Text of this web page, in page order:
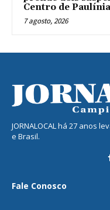
Centro de Paulínia
7 agosto, 2026
JORNALOCAL há 27 anos
e Brasil.
Fale Conosco